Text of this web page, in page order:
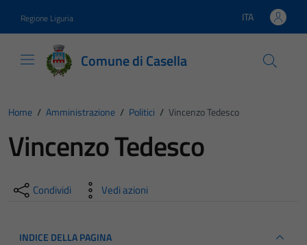
Regione Liguria Lingua attiva:
ITA
Comune di Casella
Home / Amministrazione / Politici / Vincenzo Tedesco
Vincenzo Tedesco
Condividi Vedi azioni
INDICE DELLA PAGINA